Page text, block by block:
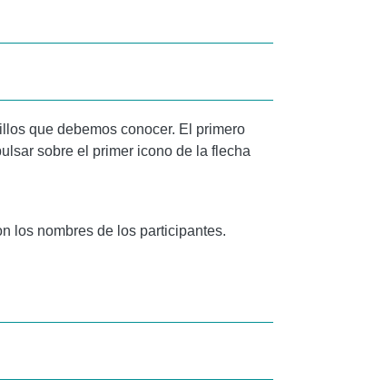
que debemos conocer. El primero
sobre el primer icono de la flecha
los nombres de los participantes.